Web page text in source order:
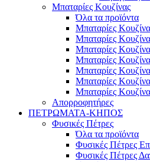
Μπαταρίες Κουζίνας
Όλα τα προϊόντα
Μπαταρίες
Μπαταρίες
Μπαταρίες
Μπαταρίες
Μπαταρίες
Μπαταρίες
Μπαταρίες
Απορροφητήρες
ΠΕΤΡΩΜΑΤΑ-ΚΗΠΟΣ
Φυσικές Πέτρες
Όλα τα προϊόντα
Φυσικές Πέτρες
Φυσικές Πέτρες